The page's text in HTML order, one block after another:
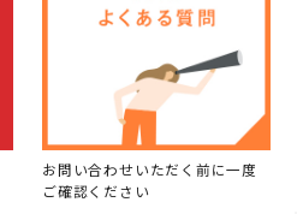
お問い合わせいただく前に一度
ご確認ください